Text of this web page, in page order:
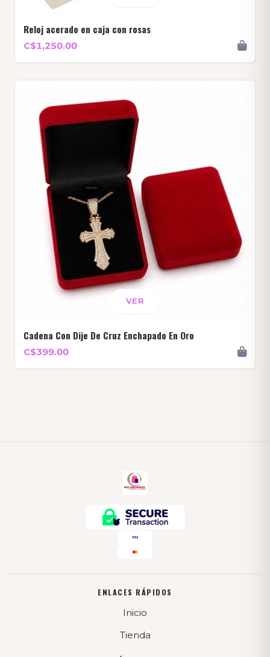
Reloj acerado en caja con rosas
C$1,250.00
VER
Cadena Con Dije De Cruz Enchapado En Oro
C$399.00
ENLACES RÁPIDOS
Inicio
Tienda